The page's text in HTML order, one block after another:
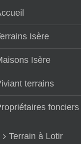
Isère
Isère
terrains
fonciers
Terrain à Lotir